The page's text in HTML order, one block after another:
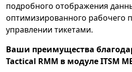
подробного отображения
оптимизированного рабочего
управлении тикетами.
Ваши преимущества
Tactical RMM в модуле ITSM